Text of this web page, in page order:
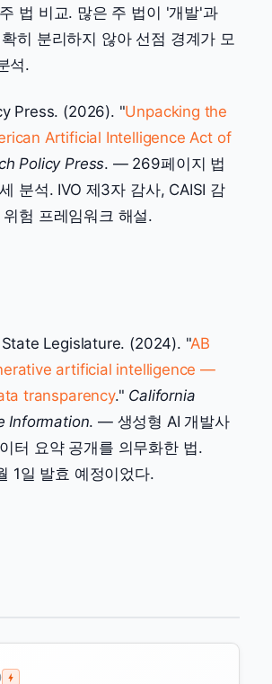
법 비교. 많은 주 법이 '개발'과
히 분리하지 않아 선점 경계가 모
석.
Press. (2026). "Unpacking the
Artificial Intelligence Act of
Policy Press. — 269페이지 법
분석. IVO 제3자 감사, CAISI 감
험 프레임워크 해설.
Legislature. (2024). "AB
artificial intelligence —
transparency." California
Information. — 생성형 AI 개발사
터 요약 공개를 의무화한 법.
1일 발효 예정이었다.